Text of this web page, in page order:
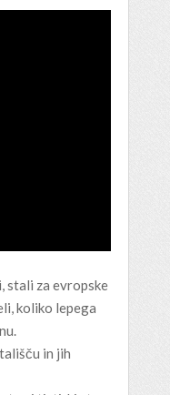
stali za evropske
koliko lepega
in jih